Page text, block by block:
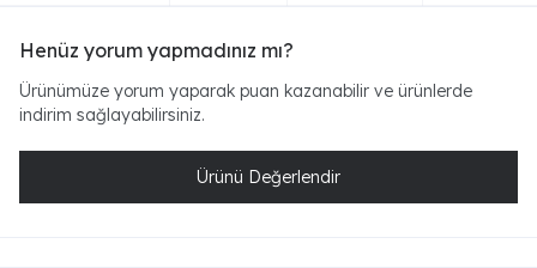
Henüz yorum yapmadınız mı?
Ürünümüze yorum yaparak puan kazanabilir ve ürünlerde
indirim sağlayabilirsiniz.
Ürünü Değerlendir